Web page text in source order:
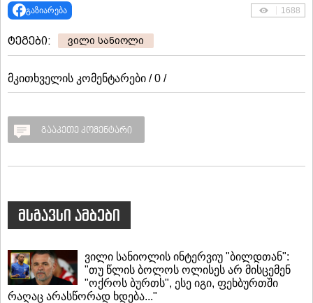
გაზიარება 1688
ტეგები: ვილი სანიოლი
მკითხველის კომენტარები / 0 /
გააკეთე კომენტარი
მსგავსი ამბები
ვილი სანიოლის ინტერვიუ "ბილდთან":
"თუ წლის ბოლოს ოლისეს არ მისცემენ
"ოქროს ბურთს", ესე იგი, ფეხბურთში
რაღაც არასწორად ხდება..."